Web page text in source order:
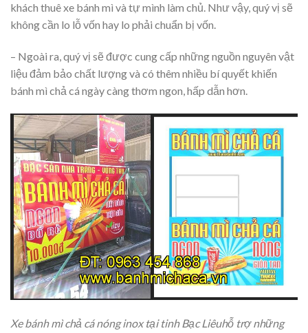
khách thuê xe bánh mì và tự mình làm chủ. Như vậy, quý vị sẽ
không cần lo lỗ vốn hay lo phải chuẩn bị vốn.
– Ngoài ra, quý vị sẽ được cung cấp những nguồn nguyên vật
liệu đảm bảo chất lượng và có thêm nhiều bí quyết khiến
bánh mì chả cá ngày càng thơm ngon, hấp dẫn hơn.
Xe bánh mì chả cá nóng inox tại tinh Bạc Liêuhỗ trợ những